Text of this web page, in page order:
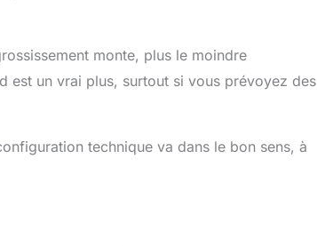
monte, plus le moindre
est un vrai plus, surtout si vous prévoyez des
technique va dans le bon sens, à